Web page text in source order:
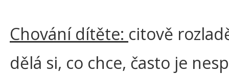
Chování dítěte: citově
dělá si, co chce, často je